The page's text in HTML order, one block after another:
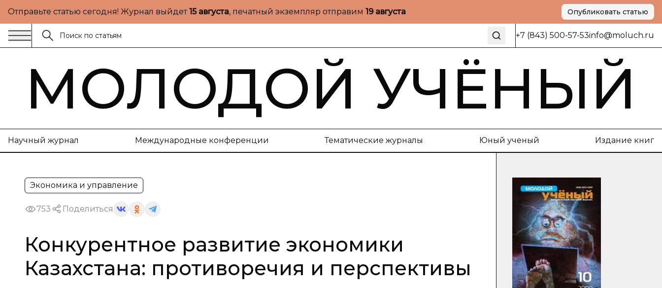
Отправьте статью сегодня! Журнал выйдет15 августа, печатный экземпляр отправим 19 августа Опубликовать статью
+7 (843) 500-57-53info@moluch.ru
МОЛОДОЙ УЧЁНЫЙ
Научный журнал Международные конференции Тематические журналы Юный ученый Издание книг
Экономика и управление
753 Поделиться
Конкурентное развитие экономики
Казахстана: противоречия и перспективы